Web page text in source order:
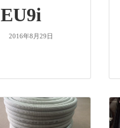
EU9i
2016年8月29日